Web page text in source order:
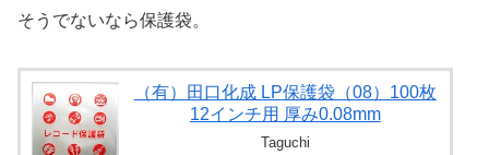
そうでないなら保護袋。
（有）田口化成 LP保護袋（08）100枚
12インチ用 厚み0.08mm
Taguchi